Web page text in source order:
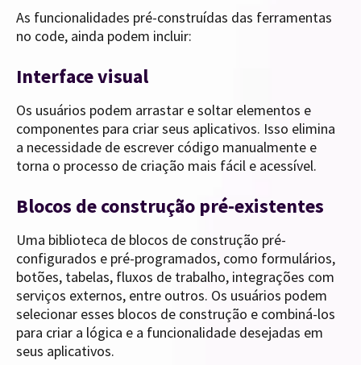
As funcionalidades pré-construídas das ferramentas
no code, ainda podem incluir:
Interface visual
Os usuários podem arrastar e soltar elementos e
componentes para criar seus aplicativos. Isso elimina
a necessidade de escrever código manualmente e
torna o processo de criação mais fácil e acessível.
Blocos de construção pré-existentes
Uma biblioteca de blocos de construção pré-
configurados e pré-programados, como formulários,
botões, tabelas, fluxos de trabalho, integrações com
serviços externos, entre outros. Os usuários podem
selecionar esses blocos de construção e combiná-los
para criar a lógica e a funcionalidade desejadas em
seus aplicativos.